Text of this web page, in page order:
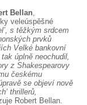
Bellan,
veleúspěšné
s těžkým srdcem
prvků
Velké bankovní
úplně neochudil,
z Shakespearovy
českému
se objeví nově
thrillerů,
Robert Bellan.